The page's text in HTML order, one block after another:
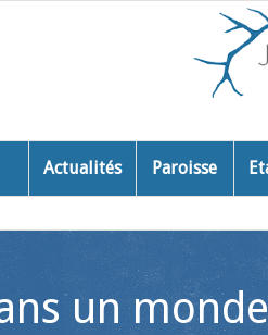
Actualités Paroisse
un